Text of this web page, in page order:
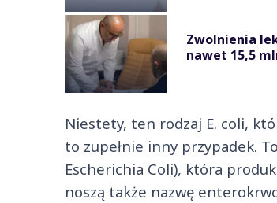
Zwolnienia
nawet 15,5
Niestety, ten rodzaj E. coli,
to zupełnie inny przypadek.
Escherichia Coli), która
noszą także nazwę